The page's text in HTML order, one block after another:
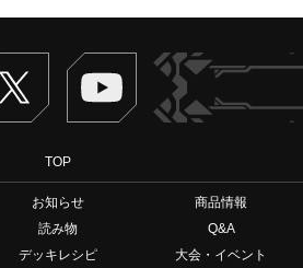
Twitter ヴァンガードch
TOP
お知らせ
商品情報
読み物
Q&A
デッキレシピ
大会・イベント